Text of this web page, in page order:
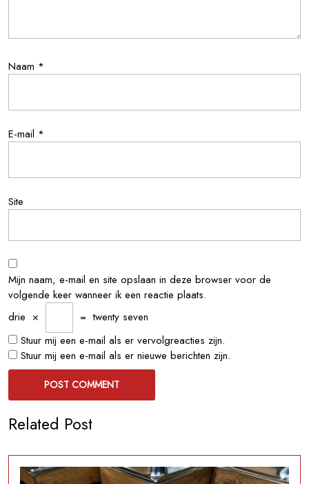
Naam *
E-mail *
Site
Mijn naam, e-mail en site opslaan in deze browser voor de
volgende keer wanneer ik een reactie plaats.
drie × = twenty seven
Stuur mij een e-mail als er vervolgreacties zijn.
Stuur mij een e-mail als er nieuwe berichten zijn.
Related Post